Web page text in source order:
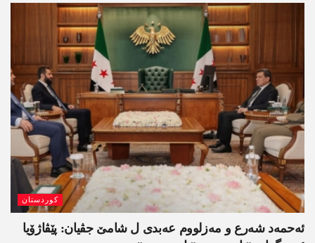
کوردستان
ئەحمەد شەرع و مەزلووم عەبدی ل شامێ جڤیان: پێڤاژۆیا